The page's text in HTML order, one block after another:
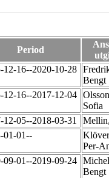
Period
12-16--2020-10-28
Bengt
12-16--2017-12-04
Sofia
12-05--2018-03-31
01-01--
Per-
09-01--2019-09-24
Bengt